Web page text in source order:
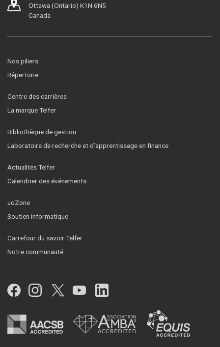
Ottawa (Ontario) K1N 6N5
Canada
Nos piliers
Répertoire
Centre des carrières
La marque Telfer
Bibliothèque de gestion
Laboratoire de recherche et d’apprentissage en finance
Actualités Telfer
Calendrier des événements
uoZone
Soutien informatique
Carrefour du savoir Telfer
Notre communauté
Facebook
Instagram
Twitter
YouTubeLinkedIn